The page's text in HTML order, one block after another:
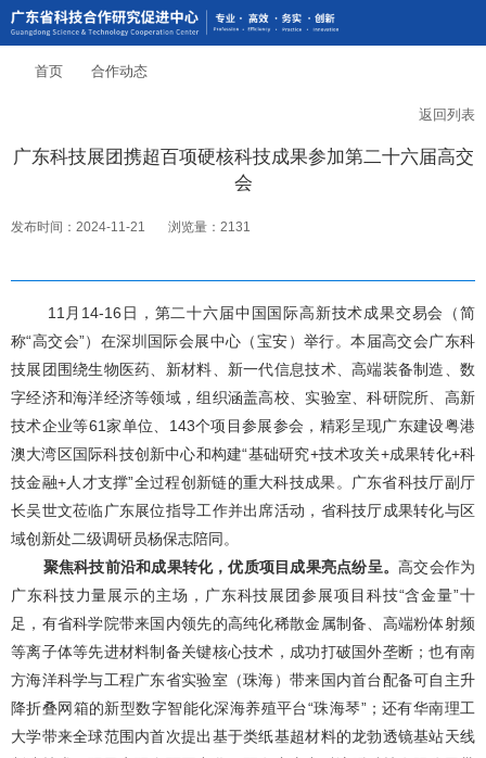
首页 合作动态
返回列表
广东科技展团携超百项硬核科技成果参加第二十六届高交
会
发布时间：2024-11-21 浏览量：2131
11月14-16日，第二十六届中国国际高新技术成果交易会（简
称“高交会”）在深圳国际会展中心（宝安）举行。本届高交会广东科
技展团围绕生物医药、新材料、新一代信息技术、高端装备制造、数
字经济和海洋经济等领域，组织涵盖高校、实验室、科研院所、高新
技术企业等61家单位、143个项目参展参会，精彩呈现广东建设粤港
澳大湾区国际科技创新中心和构建“基础研究+技术攻关+成果转化+科
技金融+人才支撑”全过程创新链的重大科技成果。广东省科技厅副厅
长吴世文莅临广东展位指导工作并出席活动，省科技厅成果转化与区
域创新处二级调研员杨保志陪同。
聚焦科技前沿和成果转化，优质项目成果亮点纷呈。高交会作为
广东科技力量展示的主场，广东科技展团参展项目科技“含金量”十
足，有省科学院带来国内领先的高纯化稀散金属制备、高端粉体射频
等离子体等先进材料制备关键核心技术，成功打破国外垄断；也有南
方海洋科学与工程广东省实验室（珠海）带来国内首台配备可自主升
降折叠网箱的新型数字智能化深海养殖平台“珠海琴”；还有华南理工
大学带来全球范围内首次提出基于类纸基超材料的龙勃透镜基站天线